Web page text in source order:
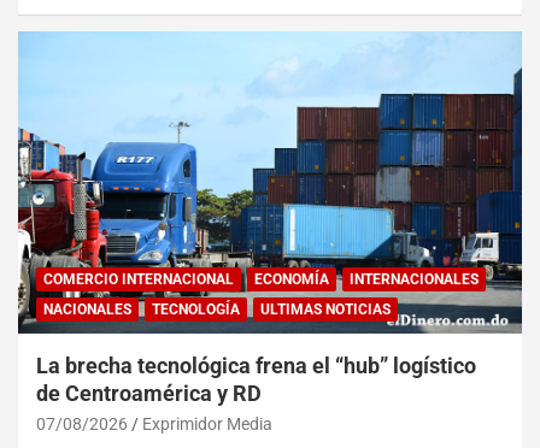
COMERCIO INTERNACIONAL ECONOMÍA
INTERNACIONALES
NACIONALES
TECNOLOGÍA ULTIMAS NOTICIAS
La brecha tecnológica frena el “hub” logístico
de Centroamérica y RD
07/08/2026 Exprimidor Media